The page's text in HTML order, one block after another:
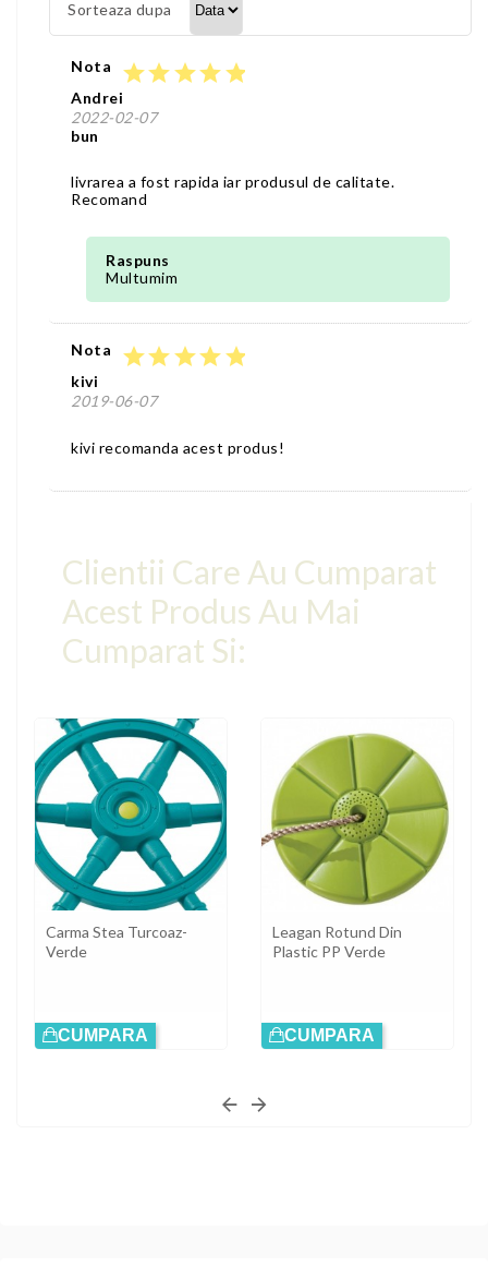
Sorteaza dupa
Nota starstarstarstarstar
Andrei
2022-02-07
bun
livrarea a fost rapida iar produsul de calitate.
Recomand
Raspuns
Multumim
Nota starstarstarstarstar
kivi
2019-06-07
kivi recomanda acest produs!
Clientii Care Au Cumparat
Acest Produs Au Mai
Cumparat Si:
Carma Stea Turcoaz-
Verde
CUMPARA
Leagan Rotund Din
Plastic PP Verde
CUMPARA